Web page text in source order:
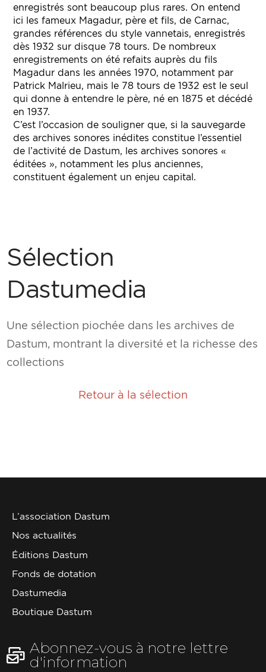
enregistrés sont beaucoup plus rares. On entend
ici les fameux Magadur, père et fils, de Carnac,
grandes références du style vannetais, enregistrés
dès 1932 sur disque 78 tours. De nombreux
enregistrements on été refaits auprès du fils
Magadur dans les années 1970, notamment par
Patrick Malrieu, mais le 78 tours de 1932 est le seul
qui donne à entendre le père, né en 1875 et décédé
en 1937.
C’est l’occasion de souligner que, si la sauvegarde
des archives sonores inédites constitue l’essentiel
de l’activité de Dastum, les archives sonores «
éditées », notamment les plus anciennes,
constituent également un enjeu capital.
Sélection
Dastumedia
Une sélection piochée dans les archives de
Dastum, montrant la diversité et la richesse des
collections
Retour à la sélection
L’association Dastum
Nos actualités
Éditions Dastum
Fonds de dotation
Dastumedia
Boutique Dastum
Abonnez-vous à notre lettre
d'information